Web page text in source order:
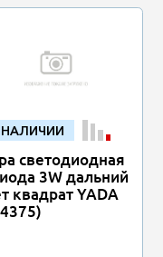
НАЛИЧИИ
светодиодная
3W дальний
квадрат YADA